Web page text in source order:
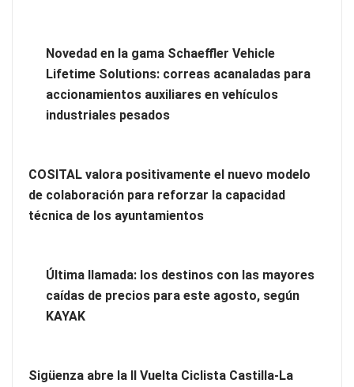
conectando lonjas con establecimientos
Novedad en la gama Schaeffler Vehicle
Lifetime Solutions: correas acanaladas para
accionamientos auxiliares en vehículos
industriales pesados
COSITAL valora positivamente el nuevo modelo
de colaboración para reforzar la capacidad
técnica de los ayuntamientos
Última llamada: los destinos con las mayores
caídas de precios para este agosto, según
KAYAK
Sigüenza abre la II Vuelta Ciclista Castilla-La